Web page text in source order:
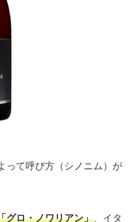
って呼び方（シノニム）が
グロ・ノワリアン」 、イタ